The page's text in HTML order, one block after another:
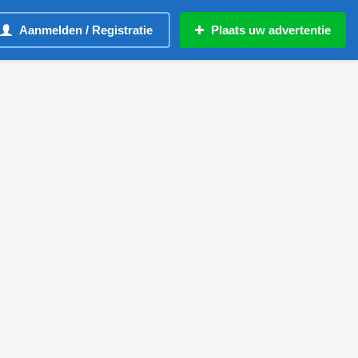
Aanmelden / Registratie Plaats uw advertentie